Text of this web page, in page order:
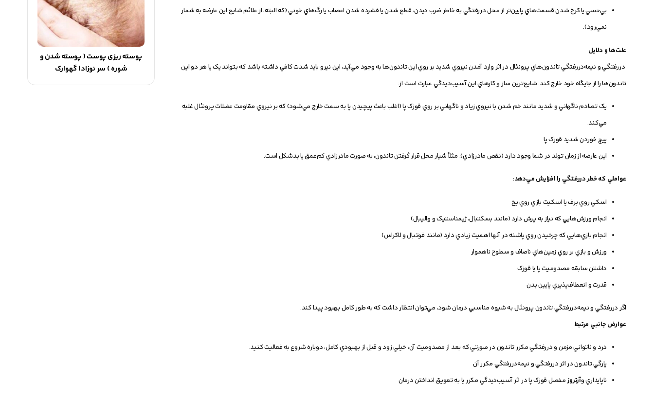
بي‌حسي يا کرخ شدن قسمت‌هاي پايين‌تر از محل دررفتگي به خاطر ضرب ديدن، قطع شدن يا فشرده شدن اعصاب يا رگ‌هاي خوني (که البته، از علائم شايع اين عارضه به شمار
نمي‌رود).
علت‌ها و دلایل
دررفتگي و نيمه‌دررفتگي تاندون‌هاي پرونئال در اثر وارد آمدن نيروي شديد بر روي اين تاندون‌ها به وجود مي‌آيد، اين نيرو بايد شدت کافي داشته باشد که بتواند يک يا هر دو اين
تاندون‌ها را از جايگاه خود خارج کند. شايع‌ترين ساز و کارهاي اين آسيب‌ديدگي عبارت است از:
يک تصادم ناگهاني و شديد مانند خم شدن با نيروي زياد و ناگهاني بر روي قوزک پا (اغلب باعث پيچيدن پا به سمت خارج مي‌شود) که بر نيروي مقاومت عضلات پرونئال غلبه
مي‌کند.
پيچ خوردن شديد قوزک پا
اين عارضه از زمان تولد در شما وجود دارد (نقص مادرزادي). مثلاً شيار محل قرار گرفتن تاندون، به صورت مادرزادي کم‌عمق يا بدشکل است.
عواملي که خطر دررفتگي را افزايش مي‌دهد:
اسکي روي برف يا اسکيت بازي روي يخ
انجام ورزش‌هايي که نياز به پرش دارد (مانند بسکتبال، ژيمناستيک و واليبال)
انجام بازي‌هايي که چرخيدن روي پاشنه در آنها اهميت زيادي دارد (مانند فوتبال و لاکراس)
ورزش و بازي بر روي زمين‌هاي ناصاف و سطوح ناهموار
داشتن سابقه مصدوميت پا يا قوزک
قدرت و انعطاف‌پذيري پايين بدن
اگر دررفتگي و نيمه‌دررفتگي تاندون پرونئال به شيوه مناسبي درمان شود، مي‌توان انتظار داشت که به طور کامل بهبود پيدا کند.
عوارض جانبي مرتبط
درد و ناتواني مزمن و دررفتگي مکرر تاندون در صورتي که بعد از مصدوميت آن، خيلي زود و قبل از بهبودي کامل، دوباره شروع به فعاليت کنيد.
پارگي تاندون در اثر دررفتگي و نيمه‌دررفتگي مکرر آن
ناپايداري وآرتروزمفصل قوزک پا در اثر آسيب‌ديدگي مکرر يا به تعويق انداختن درمان
پوسته‌ ریزی پوست ( پوسته شدن و
شوره ) سر نوزاد | گهوارک